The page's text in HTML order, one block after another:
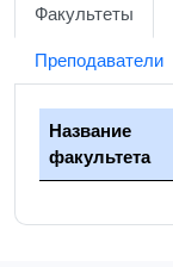
Факультеты
Преподаватели
Название
факультета